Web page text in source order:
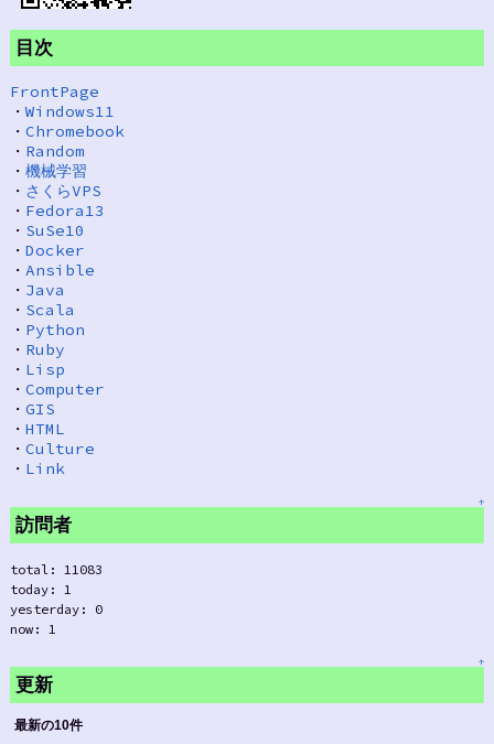
目次
FrontPage
・Windows11
・ Chromebook
・ Random
・ 機械学習
・ さくらVPS
・ Fedora13
・ SuSe10
・ Docker
・ Ansible
・ Java
・ Scala
・ Python
・ Ruby
・ Lisp
・ Computer
・ GIS
・ HTML
・ Culture
・ Link
↑
訪問者
total: 11083
today: 1
yesterday: 0
now: 1
↑
更新
最新の10件